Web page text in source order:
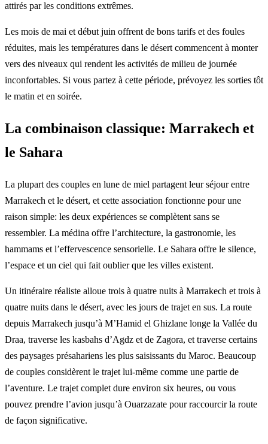
attirés par les conditions extrêmes.
Les mois de mai et début juin offrent de bons tarifs et des foules
réduites, mais les températures dans le désert commencent à monter
vers des niveaux qui rendent les activités de milieu de journée
inconfortables. Si vous partez à cette période, prévoyez les sorties tôt
le matin et en soirée.
La combinaison classique: Marrakech et
le Sahara
La plupart des couples en lune de miel partagent leur séjour entre
Marrakech et le désert, et cette association fonctionne pour une
raison simple: les deux expériences se complètent sans se
ressembler. La médina offre l’architecture, la gastronomie, les
hammams et l’effervescence sensorielle. Le Sahara offre le silence,
l’espace et un ciel qui fait oublier que les villes existent.
Un itinéraire réaliste alloue trois à quatre nuits à Marrakech et trois à
quatre nuits dans le désert, avec les jours de trajet en sus. La route
depuis Marrakech jusqu’à M’Hamid el Ghizlane longe la Vallée du
Draa, traverse les kasbahs d’Agdz et de Zagora, et traverse certains
des paysages présahariens les plus saisissants du Maroc. Beaucoup
de couples considèrent le trajet lui-même comme une partie de
l’aventure. Le trajet complet dure environ six heures, ou vous
pouvez prendre l’avion jusqu’à Ouarzazate pour raccourcir la route
de façon significative.